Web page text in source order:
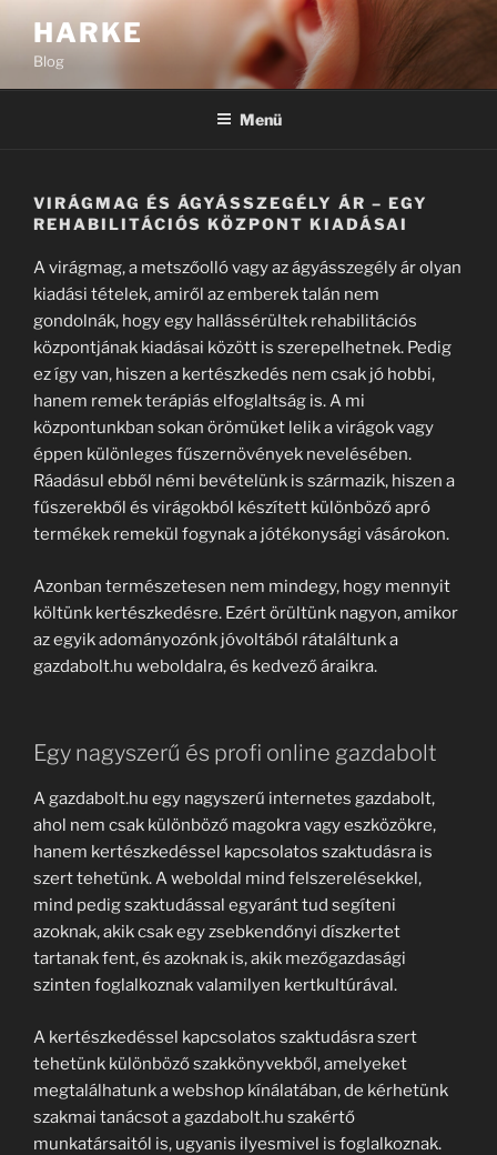
HARKE
Blog
Menü
VIRÁGMAG ÉS ÁGYÁSSZEGÉLY ÁR – EGY
REHABILITÁCIÓS KÖZPONT KIADÁSAI
A virágmag, a metszőolló vagy az ágyásszegély ár olyan
kiadási tételek, amiről az emberek talán nem
gondolnák, hogy egy hallássérültek rehabilitációs
központjának kiadásai között is szerepelhetnek. Pedig
ez így van, hiszen a kertészkedés nem csak jó hobbi,
hanem remek terápiás elfoglaltság is. A mi
központunkban sokan örömüket lelik a virágok vagy
éppen különleges fűszernövények nevelésében.
Ráadásul ebből némi bevételünk is származik, hiszen a
fűszerekből és virágokból készített különböző apró
termékek remekül fogynak a jótékonysági vásárokon.
Azonban természetesen nem mindegy, hogy mennyit
költünk kertészkedésre. Ezért örültünk nagyon, amikor
az egyik adományozónk jóvoltából rátaláltunk a
gazdabolt.hu weboldalra, és kedvező áraikra.
Egy nagyszerű és profi online gazdabolt
A gazdabolt.hu egy nagyszerű internetes gazdabolt,
ahol nem csak különböző magokra vagy eszközökre,
hanem kertészkedéssel kapcsolatos szaktudásra is
szert tehetünk. A weboldal mind felszerelésekkel,
mind pedig szaktudással egyaránt tud segíteni
azoknak, akik csak egy zsebkendőnyi díszkertet
tartanak fent, és azoknak is, akik mezőgazdasági
szinten foglalkoznak valamilyen kertkultúrával.
A kertészkedéssel kapcsolatos szaktudásra szert
tehetünk különböző szakkönyvekből, amelyeket
megtalálhatunk a webshop kínálatában, de kérhetünk
szakmai tanácsot a gazdabolt.hu szakértő
munkatársaitól is, ugyanis ilyesmivel is foglalkoznak.